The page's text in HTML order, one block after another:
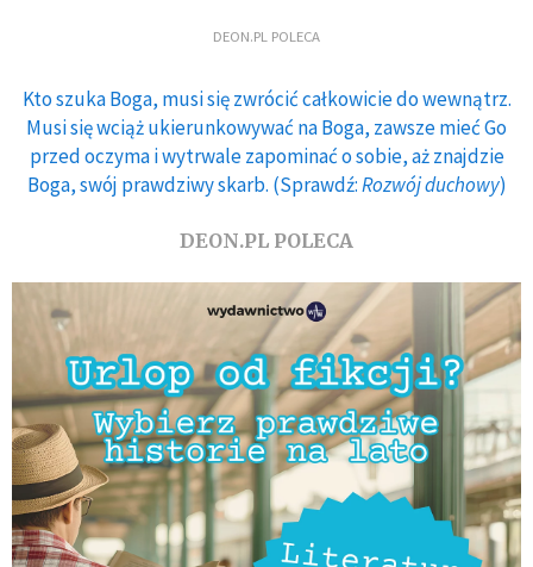
DEON.PL POLECA
Kto szuka Boga, musi się zwrócić całkowicie do wewnątrz.
Musi się wciąż ukierunkowywać na Boga, zawsze mieć Go
przed oczyma i wytrwale zapominać o sobie, aż znajdzie
Boga, swój prawdziwy skarb. (Sprawdź:Rozwój duchowy)
DEON.PL POLECA